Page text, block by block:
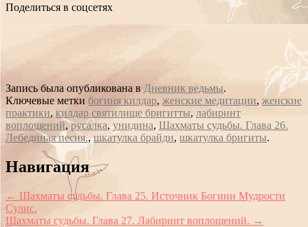
Поделиться в соцсетях
Запись была опубликована в Дневник ведьмы.
Ключевые метки богиня килдар, женские медитации, женские
практики, килдар святилище бригитты, лабиринт
воплощений,русалка,унидина, Шахматы судьбы. Глава 26.
Лебединая песня.,шкатулка брайди, шкатулка бригиты.
Сообщение
навигации
Навигация
← Шахматы судьбы. Глава 25. Источник Богини Мудрости
Сулис.
Шахматы судьбы. Глава 27. Лабиринт воплощений. →